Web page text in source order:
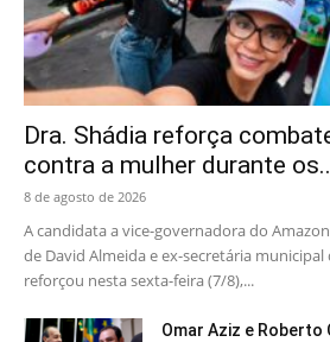
Dra. Shádia reforça
contra a mulher durante
8 de agosto de 2026
A candidata a vice-governadora do
de David Almeida e ex-secretária municipal
reforçou nesta sexta-feira (7/8),...
Omar Aziz e